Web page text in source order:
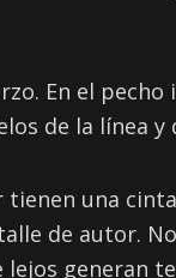
En el
de la línea y
una
de autor.
generan